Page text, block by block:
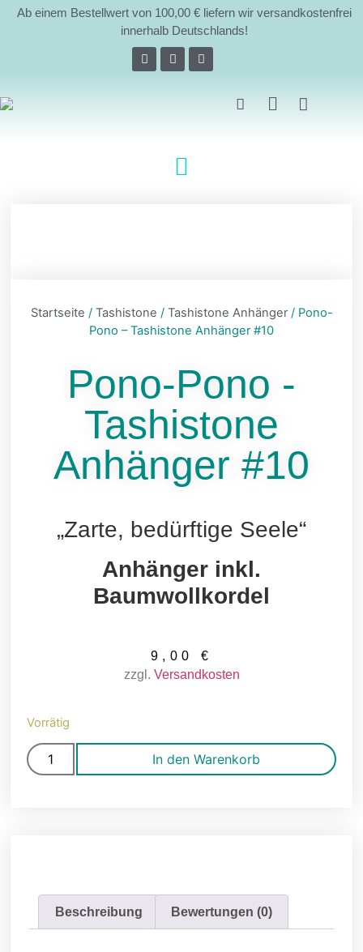
Ab einem Bestellwert von 100,00 € liefern wir versandkostenfrei
innerhalb Deutschlands!
Startseite / Tashistone / Tashistone Anhänger/ Pono-
Pono – Tashistone Anhänger #10
Pono-Pono -
Tashistone
Anhänger #10
„Zarte, bedürftige Seele“
Anhänger inkl.
Baumwollkordel
9,00 €
zzgl. Versandkosten
Vorrätig
In den Warenkorb
Beschreibung Bewertungen (0)